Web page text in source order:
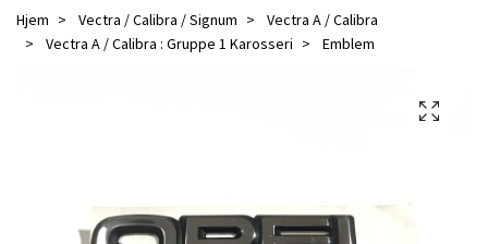
Hjem Vectra / Calibra / Signum
Vectra A / Calibra
Vectra A / Calibra : Gruppe 1 Karosseri
Emblem